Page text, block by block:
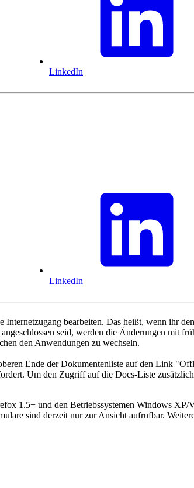
LinkedIn
LinkedIn
bearbeiten. Das heißt, wenn ihr
seid, werden die Änderungen mit
den Anwendungen zu wechseln.
Ende der Dokumentenliste auf den Link
Um den Zugriff auf die Docs-Liste
1.5+ und den Betriebssystemen Windows
sind derzeit nur zur Ansicht aufrufbar.